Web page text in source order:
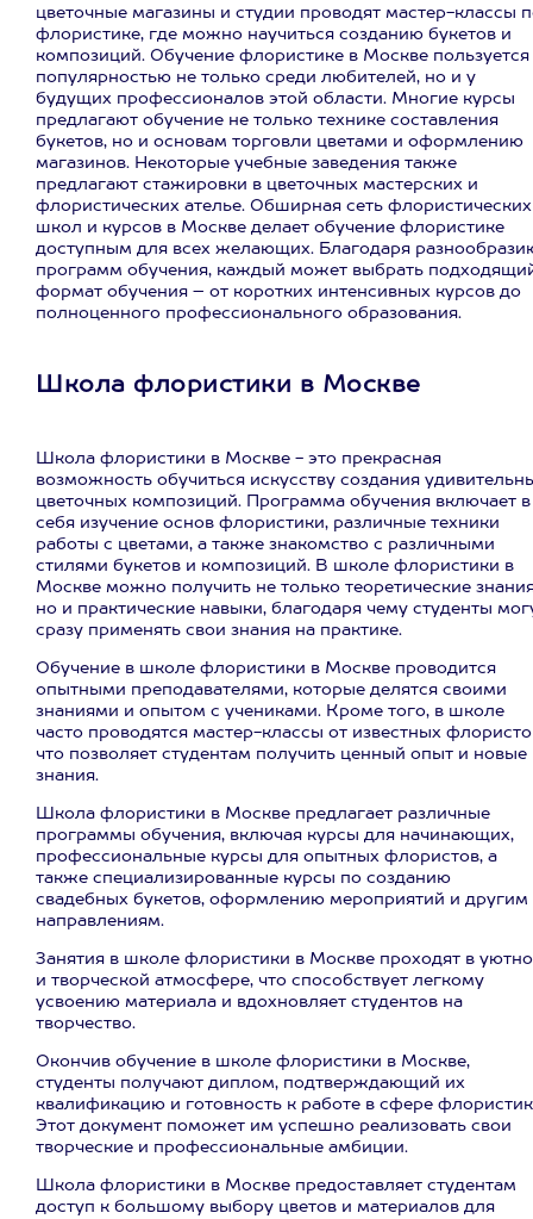
цветочные магазины и студии проводят мастер-классы
флористике, где можно научиться созданию букетов и
композиций. Обучение флористике в Москве пользуется
популярностью не только среди любителей, но и у
будущих профессионалов этой области. Многие курсы
предлагают обучение не только технике составления
букетов, но и основам торговли цветами и оформлению
магазинов. Некоторые учебные заведения также
предлагают стажировки в цветочных мастерских и
флористических ателье. Обширная сеть флористических
школ и курсов в Москве делает обучение флористике
доступным для всех желающих. Благодаря
программ обучения, каждый может выбрать
формат обучения – от коротких интенсивных курсов до
полноценного профессионального образования.
Школа флористики в Москве
Школа флористики в Москве - это прекрасная
возможность обучиться искусству создания
цветочных композиций. Программа обучения включает в
себя изучение основ флористики, различные техники
работы с цветами, а также знакомство с различными
стилями букетов и композиций. В школе флористики в
Москве можно получить не только теоретические
но и практические навыки, благодаря чему студенты
сразу применять свои знания на практике.
Обучение в школе флористики в Москве проводится
опытными преподавателями, которые делятся своими
знаниями и опытом с учениками. Кроме того, в школе
часто проводятся мастер-классы от известных
что позволяет студентам получить ценный опыт и новые
знания.
Школа флористики в Москве предлагает различные
программы обучения, включая курсы для начинающих,
профессиональные курсы для опытных флористов, а
также специализированные курсы по созданию
свадебных букетов, оформлению мероприятий и другим
направлениям.
Занятия в школе флористики в Москве проходят в
и творческой атмосфере, что способствует легкому
усвоению материала и вдохновляет студентов на
творчество.
Окончив обучение в школе флористики в Москве,
студенты получают диплом, подтверждающий их
квалификацию и готовность к работе в сфере
Этот документ поможет им успешно реализовать свои
творческие и профессиональные амбиции.
Школа флористики в Москве предоставляет студентам
доступ к большому выбору цветов и материалов для